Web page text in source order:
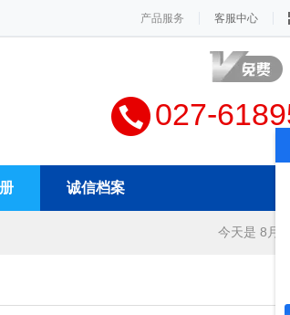
产品服务 客服中心
027-
诚信档案
今天是 8月